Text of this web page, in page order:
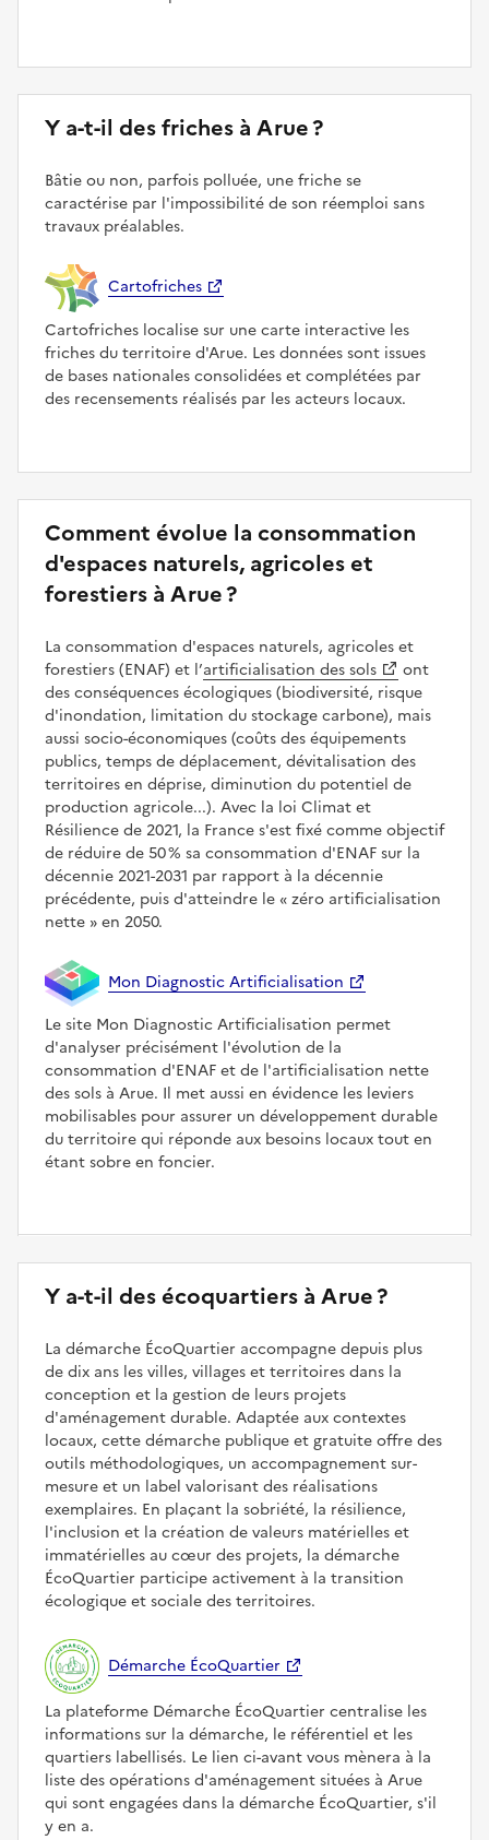
Y a-t-il des friches à Arue ?
Bâtie ou non, parfois polluée, une friche se
caractérise par l'impossibilité de son réemploi sans
travaux préalables.
Cartofriches
Cartofriches localise sur une carte interactive les
friches du territoire d'Arue. Les données sont issues
de bases nationales consolidées et complétées par
des recensements réalisés par les acteurs locaux.
Comment évolue la consommation
d'espaces naturels, agricoles et
forestiers à Arue ?
La consommation d'espaces naturels, agricoles et
forestiers (ENAF) et l’artificialisation des sols
ont
des conséquences écologiques (biodiversité, risque
d'inondation, limitation du stockage carbone), mais
aussi socio-économiques (coûts des équipements
publics, temps de déplacement, dévitalisation des
territoires en déprise, diminution du potentiel de
production agricole...). Avec la loi Climat et
Résilience de 2021, la France s'est fixé comme objectif
de réduire de 50 % sa consommation d'ENAF sur la
décennie 2021-2031 par rapport à la décennie
précédente, puis d'atteindre le
zéro artificialisation
nette
en 2050.
Mon Diagnostic Artificialisation
Le site Mon Diagnostic Artificialisation permet
d'analyser précisément l'évolution de la
consommation d'ENAF et de l'artificialisation nette
des sols à Arue. Il met aussi en évidence les leviers
mobilisables pour assurer un développement durable
du territoire qui réponde aux besoins locaux tout en
étant sobre en foncier.
Y a-t-il des écoquartiers à Arue ?
La démarche ÉcoQuartier accompagne depuis plus
de dix ans les villes, villages et territoires dans la
conception et la gestion de leurs projets
d'aménagement durable. Adaptée aux contextes
locaux, cette démarche publique et gratuite offre des
outils méthodologiques, un accompagnement sur-
mesure et un label valorisant des réalisations
exemplaires. En plaçant la sobriété, la résilience,
l'inclusion et la création de valeurs matérielles et
immatérielles au cœur des projets, la démarche
ÉcoQuartier participe activement à la transition
écologique et sociale des territoires.
Démarche ÉcoQuartier
La plateforme Démarche ÉcoQuartier centralise les
informations sur la démarche, le référentiel et les
quartiers labellisés. Le lien ci-avant vous mènera à la
liste des opérations d'aménagement situées à Arue
qui sont engagées dans la démarche ÉcoQuartier, s'il
y en a.